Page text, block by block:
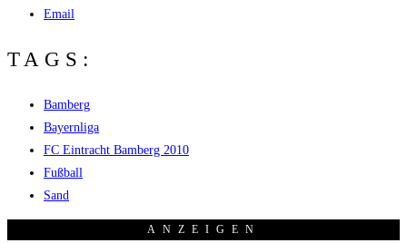
Email
TAGS:
Bamberg
Bayernliga
FC Eintracht Bamberg 2010
Fußball
Sand
ANZEI­GEN